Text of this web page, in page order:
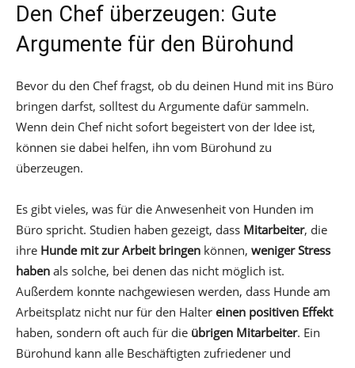
Den Chef überzeugen: Gute
Argumente für den Bürohund
Bevor du den Chef fragst, ob du deinen Hund mit ins Büro
bringen darfst, solltest du Argumente dafür sammeln.
Wenn dein Chef nicht sofort begeistert von der Idee ist,
können sie dabei helfen, ihn vom Bürohund zu
überzeugen.
Es gibt vieles, was für die Anwesenheit von Hunden im
Büro spricht. Studien haben gezeigt, dass Mitarbeiter, die
ihre Hunde mit zur Arbeit bringen können, weniger Stress
haben als solche, bei denen das nicht möglich ist.
Außerdem konnte nachgewiesen werden, dass Hunde am
Arbeitsplatz nicht nur für den Halter einen positiven Effekt
haben, sondern oft auch für die übrigen Mitarbeiter. Ein
Bürohund kann alle Beschäftigten zufriedener und